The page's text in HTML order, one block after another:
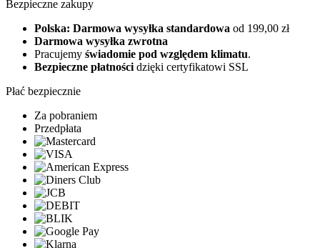
Bezpieczne zakupy
Polska: Darmowa wysyłka standardowa od 199,00 zł
Darmowa wysyłka zwrotna
Pracujemy świadomie pod względem klimatu.
Bezpieczne płatności dzięki certyfikatowi SSL
Płać bezpiecznie
Za pobraniem
Przedpłata